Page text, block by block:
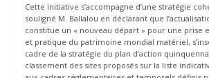
Cette initiative s’accompagne d’une stratégie
souligné M. Ballalou en déclarant que
constitue un « nouveau départ » pour une prise
et pratique du patrimoine mondial matériel,
cadre de la stratégie du plan d’action
classement des sites proposés sur la liste